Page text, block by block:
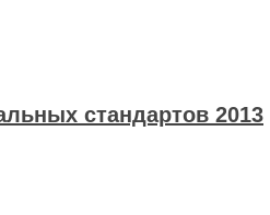
стандартов 2013